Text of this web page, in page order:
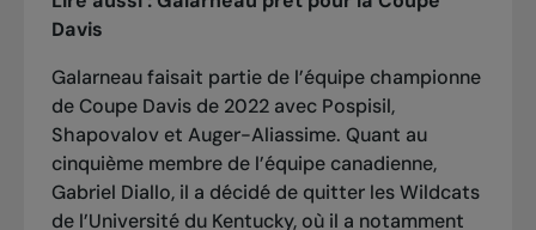
Davis
Galarneau faisait partie de l’équipe championne
de Coupe Davis de 2022avec Pospisil,
Shapovalov et Auger-Aliassime. Quant au
cinquième membre de l’équipe canadienne,
Gabriel Diallo, il a décidé de quitter les Wildcats
de l’Université du Kentucky, où il a notamment